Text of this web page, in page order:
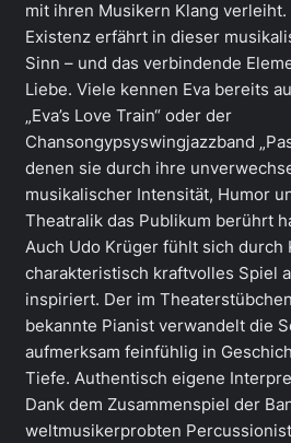
mit ihren Musikern Klang
Existenz erfährt in dieser
Sinn – und das verbindende
Liebe. Viele kennen Eva bereits
„Eva’s Love Train“ oder der
Chansongypsyswingjazzband
denen sie durch ihre
musikalischer Intensität, Humor
Theatralik das Publikum berührt
Auch Udo Krüger fühlt sich durch
charakteristisch kraftvolles Spiel
inspiriert. Der im
bekannte Pianist verwandelt die
aufmerksam feinfühlig in
Tiefe. Authentisch eigene
Dank dem Zusammenspiel der
weltmusikerprobten